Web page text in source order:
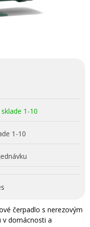
1-10
1-10
čerpadlo s nerezovým
v domácnosti a